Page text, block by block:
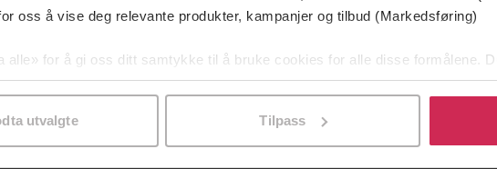
oss å vise deg relevante produkter, kampanjer og tilbud (Markedsføring)
alle» for å gi oss ditt samtykke til å bruke cookies for alle disse formålene.
formål ved å klikke på «Tilpass». Du kan når som helst trekke
utvalgte Tilpass